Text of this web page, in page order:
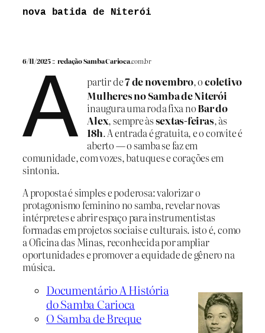
nova batida de Niterói
6/11/2025:: redação Samba Carioca.com.br
A partir de7 de novembro, ocoletivo
Mulheres no Samba de Niterói
inaugura uma roda fixa noBar do
Alex, sempre àssextas-feiras, às
18h. A entrada é gratuita, e o convite é
aberto — o samba se faz em
comunidade, com vozes, batuques e corações em
sintonia.
A proposta é simples e poderosa: valorizar o
protagonismo feminino no samba, revelar novas
intérpretes e abrir espaço para instrumentistas
formadas em projetos sociais e culturais. isto é, como
a Oficina das Minas, reconhecida por ampliar
oportunidades e promover a equidade de gênero na
música.
Documentário A História
do Samba Carioca
O Samba de Breque